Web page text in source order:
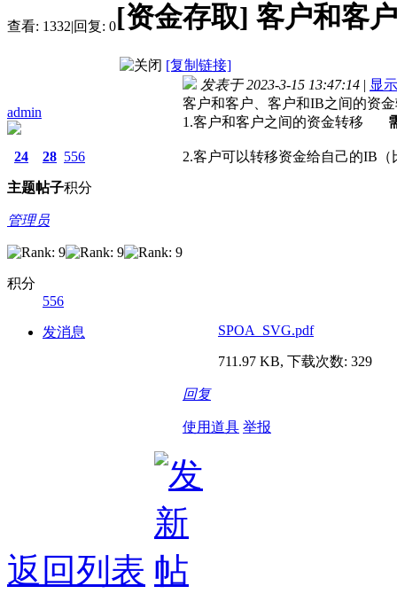
查看: 1332|回复: 0[资金存取] 客户和客
[复制链接]
admin
24
主题
28
帖子
556
积分
管理员
积分
556
发消息
发表于 2023-3-15 13:47:14 | 显
客户和客户、客户和IB之间的资
1.客户和客户之间的资金转移
2.客户可以转移资金给自己的IB
SPOA_SVG.pdf
711.97 KB, 下载次数: 329
回复
使用道具 举报
返回列表